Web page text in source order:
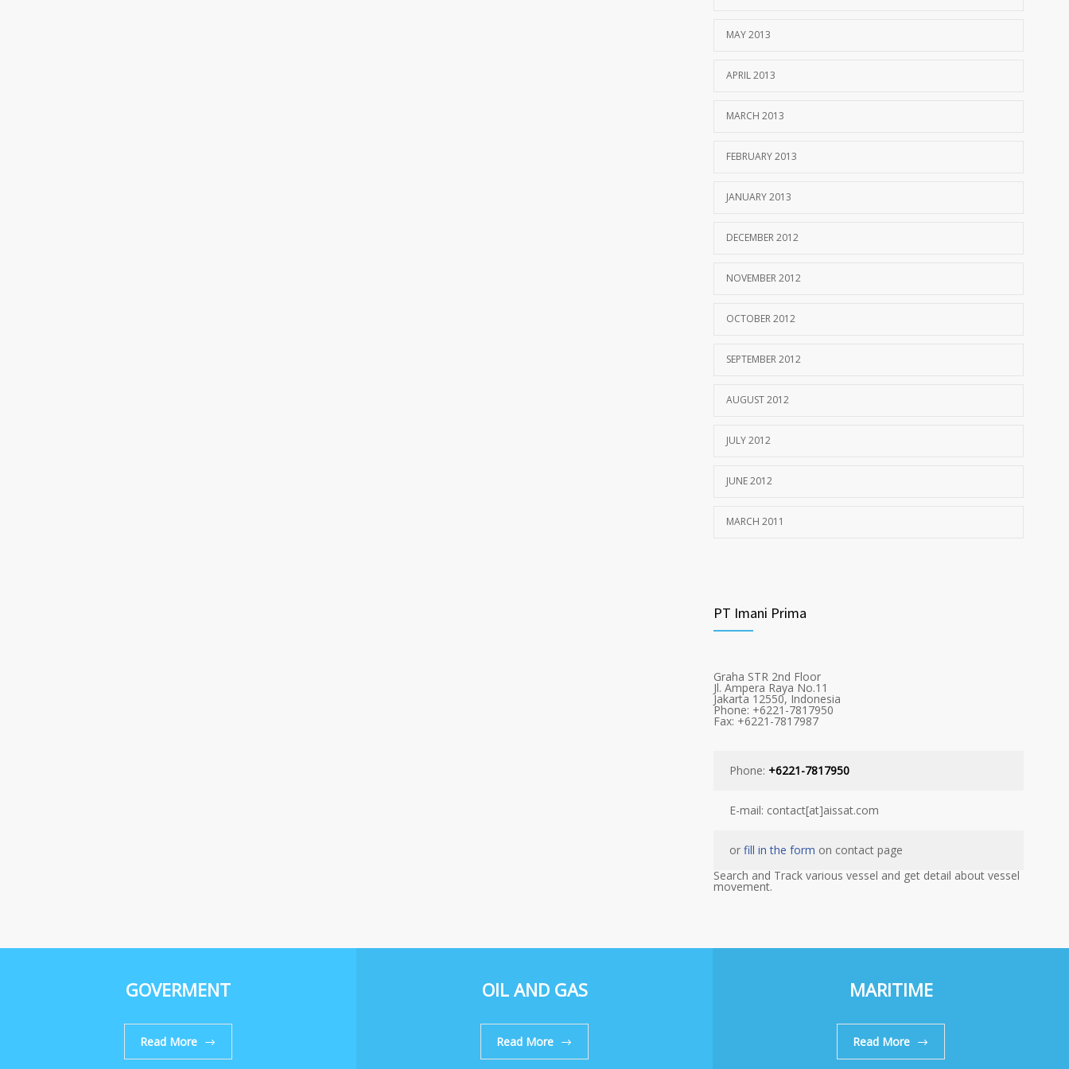
MAY 2013
APRIL 2013
MARCH 2013
FEBRUARY 2013
JANUARY 2013
DECEMBER 2012
NOVEMBER 2012
OCTOBER 2012
SEPTEMBER 2012
AUGUST 2012
JULY 2012
JUNE 2012
MARCH 2011
PT Imani Prima
Graha STR 2nd Floor
Jl. Ampera Raya No.11
Jakarta 12550, Indonesia
Phone: +6221-7817950
Fax: +6221-7817987
Phone: +6221-7817950
E-mail: contact[at]aissat.com
or fill in the form on contact page
Search and Track various vessel and get detail about vessel
movement.
GOVERMENT
Read More
OIL AND GAS
Read More
MARITIME
Read More